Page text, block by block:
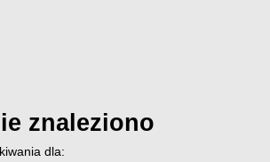
znaleziono
dla: